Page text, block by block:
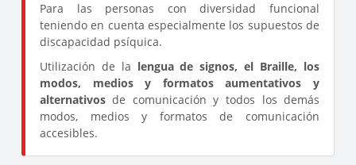
Para las personas con diversidad funcional
teniendo en cuenta especialmente los supuestos de
discapacidad psíquica.
Utilización de la lengua de signos, el Braille, los
modos, medios y formatos aumentativos y
alternativosde comunicación y todos los demás
modos, medios y formatos de comunicación
accesibles.